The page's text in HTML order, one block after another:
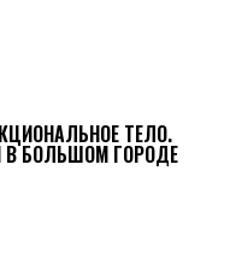
ТЕЛО.
В БОЛЬШОМ ГОРОДЕ